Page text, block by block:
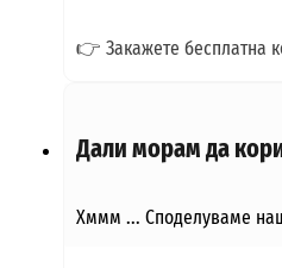
👉 Закажете бесплатна
Дали морам да
Хммм ... Споделуваме